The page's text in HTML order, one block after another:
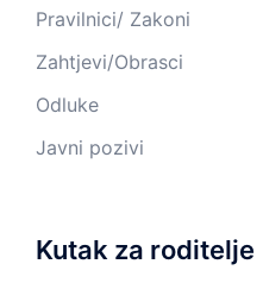
Pravilnici/ Zakoni
Zahtjevi/Obrasci
Odluke
Javni pozivi
Kutak za roditelje